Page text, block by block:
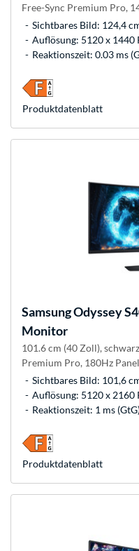
Free-Sync Premium Pro,
Sichtbares Bild: 124,4
Auflösung: 5120 x 1440
Reaktionszeit: 0.03 ms
Produkt­datenblatt
SamsungOdyssey
Monitor
101.6 cm (40 Zoll),
Premium Pro, 180Hz Panel
Sichtbares Bild: 101,6
Auflösung: 5120 x 2160
Reaktionszeit: 1 ms
Produkt­datenblatt